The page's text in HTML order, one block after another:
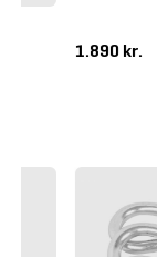
1.890 kr.